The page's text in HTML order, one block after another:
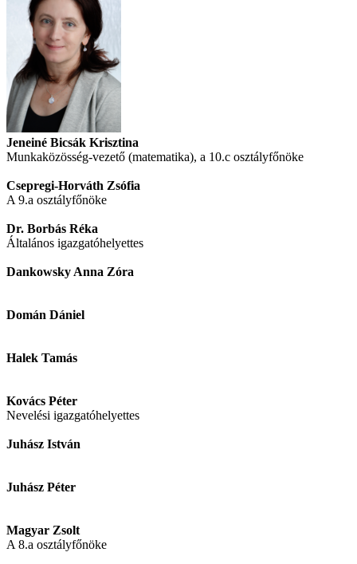
Jeneiné Bicsák Krisztina
Munkaközösség-vezető (matematika), a 10.c osztályfőnöke
Csepregi-Horváth Zsófia
A 9.a osztályfőnöke
Dr. Borbás Réka
Általános igazgatóhelyettes
Dankowsky Anna Zóra
Domán Dániel
Halek Tamás
Kovács Péter
Nevelési igazgatóhelyettes
Juhász István
Juhász Péter
Magyar Zsolt
A 8.a osztályfőnöke